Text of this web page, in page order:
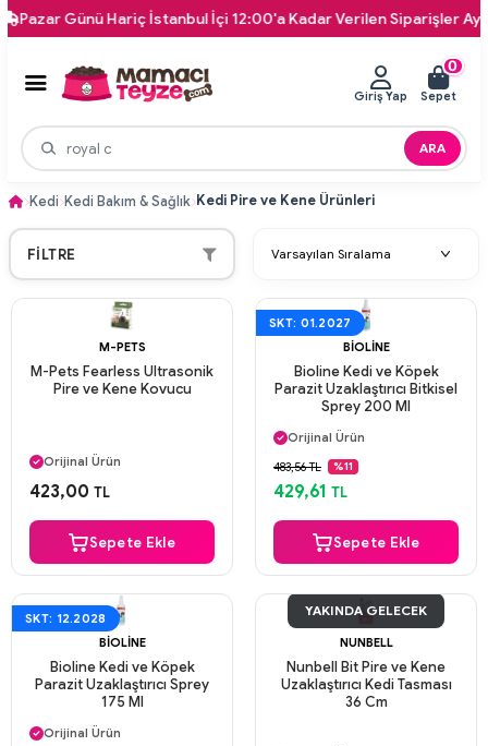
Günü Hariç İstanbul İçi 12:00'a Kadar Verilen Siparişler Aynı Gün
ARA
Giriş Yap
0
Sepet
Kedi Kedi Bakım & Sağlık Kedi Pire ve Kene Ürünleri
FILTRE
M-PETS
M-Pets Fearless Ultrasonik
Pire ve Kene Kovucu
Orijinal Ürün
Güvenli Ödeme
423,00 TL
Sepete Ekle
SKT: 01.2027
BIOLINE
Bioline Kedi ve Köpek
Parazit Uzaklaştırıcı Bitkisel
Sprey 200 Ml
Aynı Gün Kargo
Orijinal Ürün
Güvenli Ödeme
Aynı Gün Kargo
483,56 TL %11
429,61 TL
Sepete Ekle
SKT: 12.2028
BIOLINE
Bioline Kedi ve Köpek
Parazit Uzaklaştırıcı Sprey
175 Ml
Aynı Gün Kargo
Orijinal Ürün
YAKINDA GELECEK
NUNBELL
Nunbell Bit Pire ve Kene
Uzaklaştırıcı Kedi Tasması
36 Cm